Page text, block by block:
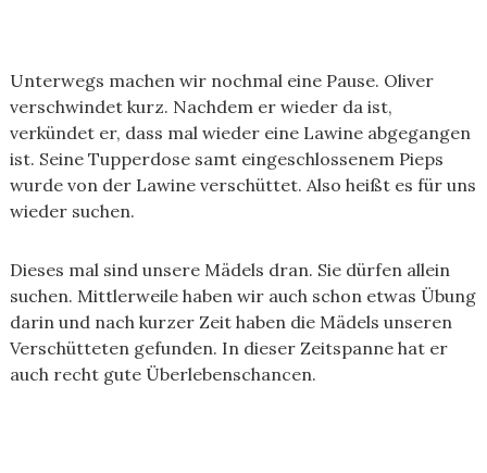
Unterwegs machen wir nochmal eine Pause. Oliver
verschwindet kurz. Nachdem er wieder da ist,
verkündet er, dass mal wieder eine Lawine abgegangen
ist. Seine Tupperdose samt eingeschlossenem Pieps
wurde von der Lawine verschüttet. Also heißt es für uns
wieder suchen.
Dieses mal sind unsere Mädels dran. Sie dürfen allein
suchen. Mittlerweile haben wir auch schon etwas Übung
darin und nach kurzer Zeit haben die Mädels unseren
Verschütteten gefunden. In dieser Zeitspanne hat er
auch recht gute Überlebenschancen.